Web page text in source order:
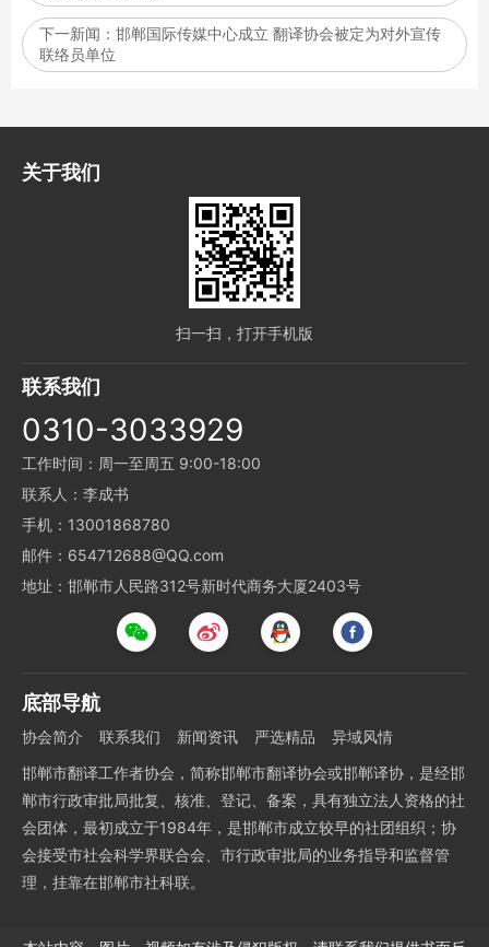
下一新闻： 邯郸国际传媒中心成立 翻译协会被定为对外宣传
联络员单位
关于我们
扫一扫，打开手机版
联系我们
0310-3033929
工作时间：周一至周五 9:00-18:00
联系人：李成书
手机：13001868780
邮件：654712688@QQ.com
地址：邯郸市人民路312号新时代商务大厦2403号
底部导航
协会简介 联系我们 新闻资讯 严选精品
异域风情
邯郸市翻译工作者协会，简称邯郸市翻译协会或邯郸译协，是经邯
郸市行政审批局批复、核准、登记、备案，具有独立法人资格的社
会团体，最初成立于1984年，是邯郸市成立较早的社团组织；协
会接受市社会科学界联合会、市行政审批局的业务指导和监督管
理，挂靠在邯郸市社科联。